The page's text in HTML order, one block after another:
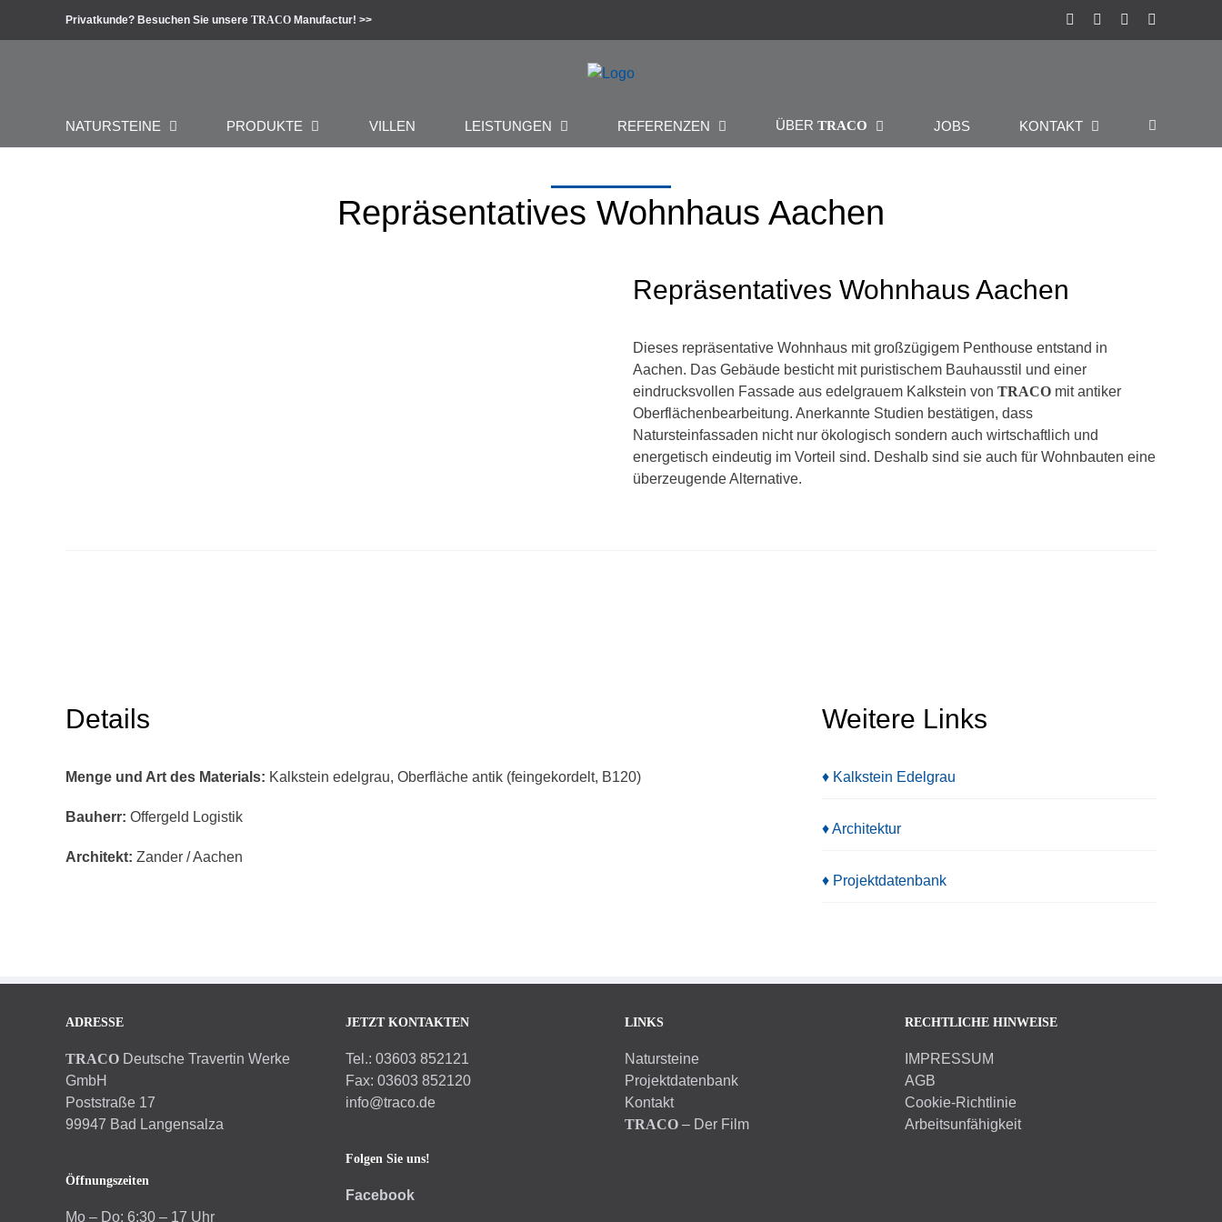
Privatkunde? Besuchen Sie unsere TRACO Manufactur! >> InstagramFacebookPinterest
NATURSTEINE PRODUKTE VILLEN LEISTUNGEN REFERENZEN ÜBERTRACO JOBS KONTAKT
Repräsentatives Wohnhaus Aachen
Repräsentatives Wohnhaus Aachen
Dieses repräsentative Wohnhaus mit großzügigem Penthouse entstand in
Aachen. Das Gebäude besticht mit puristischem Bauhausstil und einer
eindrucksvollen Fassade aus edelgrauem Kalkstein von TRACO mit antiker
Oberflächenbearbeitung. Anerkannte Studien bestätigen, dass
Natursteinfassaden nicht nur ökologisch sondern auch wirtschaftlich und
energetisch eindeutig im Vorteil sind. Deshalb sind sie auch für Wohnbauten eine
überzeugende Alternative.
Details
Menge und Art des Materials: Kalkstein edelgrau, Oberfläche antik (feingekordelt, B120)
Bauherr: Offergeld Logistik
Architekt: Zander / Aachen
Weitere Links
♦ Kalkstein Edelgrau
♦ Architektur
♦ Projektdatenbank
ADRESSE
TRACO Deutsche Travertin Werke
GmbH
Poststraße 17
99947 Bad Langensalza
Öffnungszeiten
Mo – Do: 6:30 – 17 Uhr
JETZT KONTAKTEN
Tel.: 03603 852121
Fax: 03603 852120
info@traco.de
Folgen Sie uns!
Facebook
LINKS
Natursteine
Projektdatenbank
Kontakt
TRACO – Der Film
RECHTLICHE HINWEISE
IMPRESSUM
AGB
Cookie-Richtlinie
Arbeitsunfähigkeit